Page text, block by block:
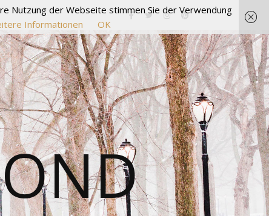
Nutzung der Webseite stimmen Sie der Verwendung
Informationen OK